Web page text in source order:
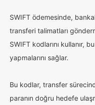
SWIFT ödemesinde,
transferi talimatları
SWIFT kodlarını kullanır,
yapmalarını sağlar.
Bu kodlar, transfer
paranın doğru hedefe